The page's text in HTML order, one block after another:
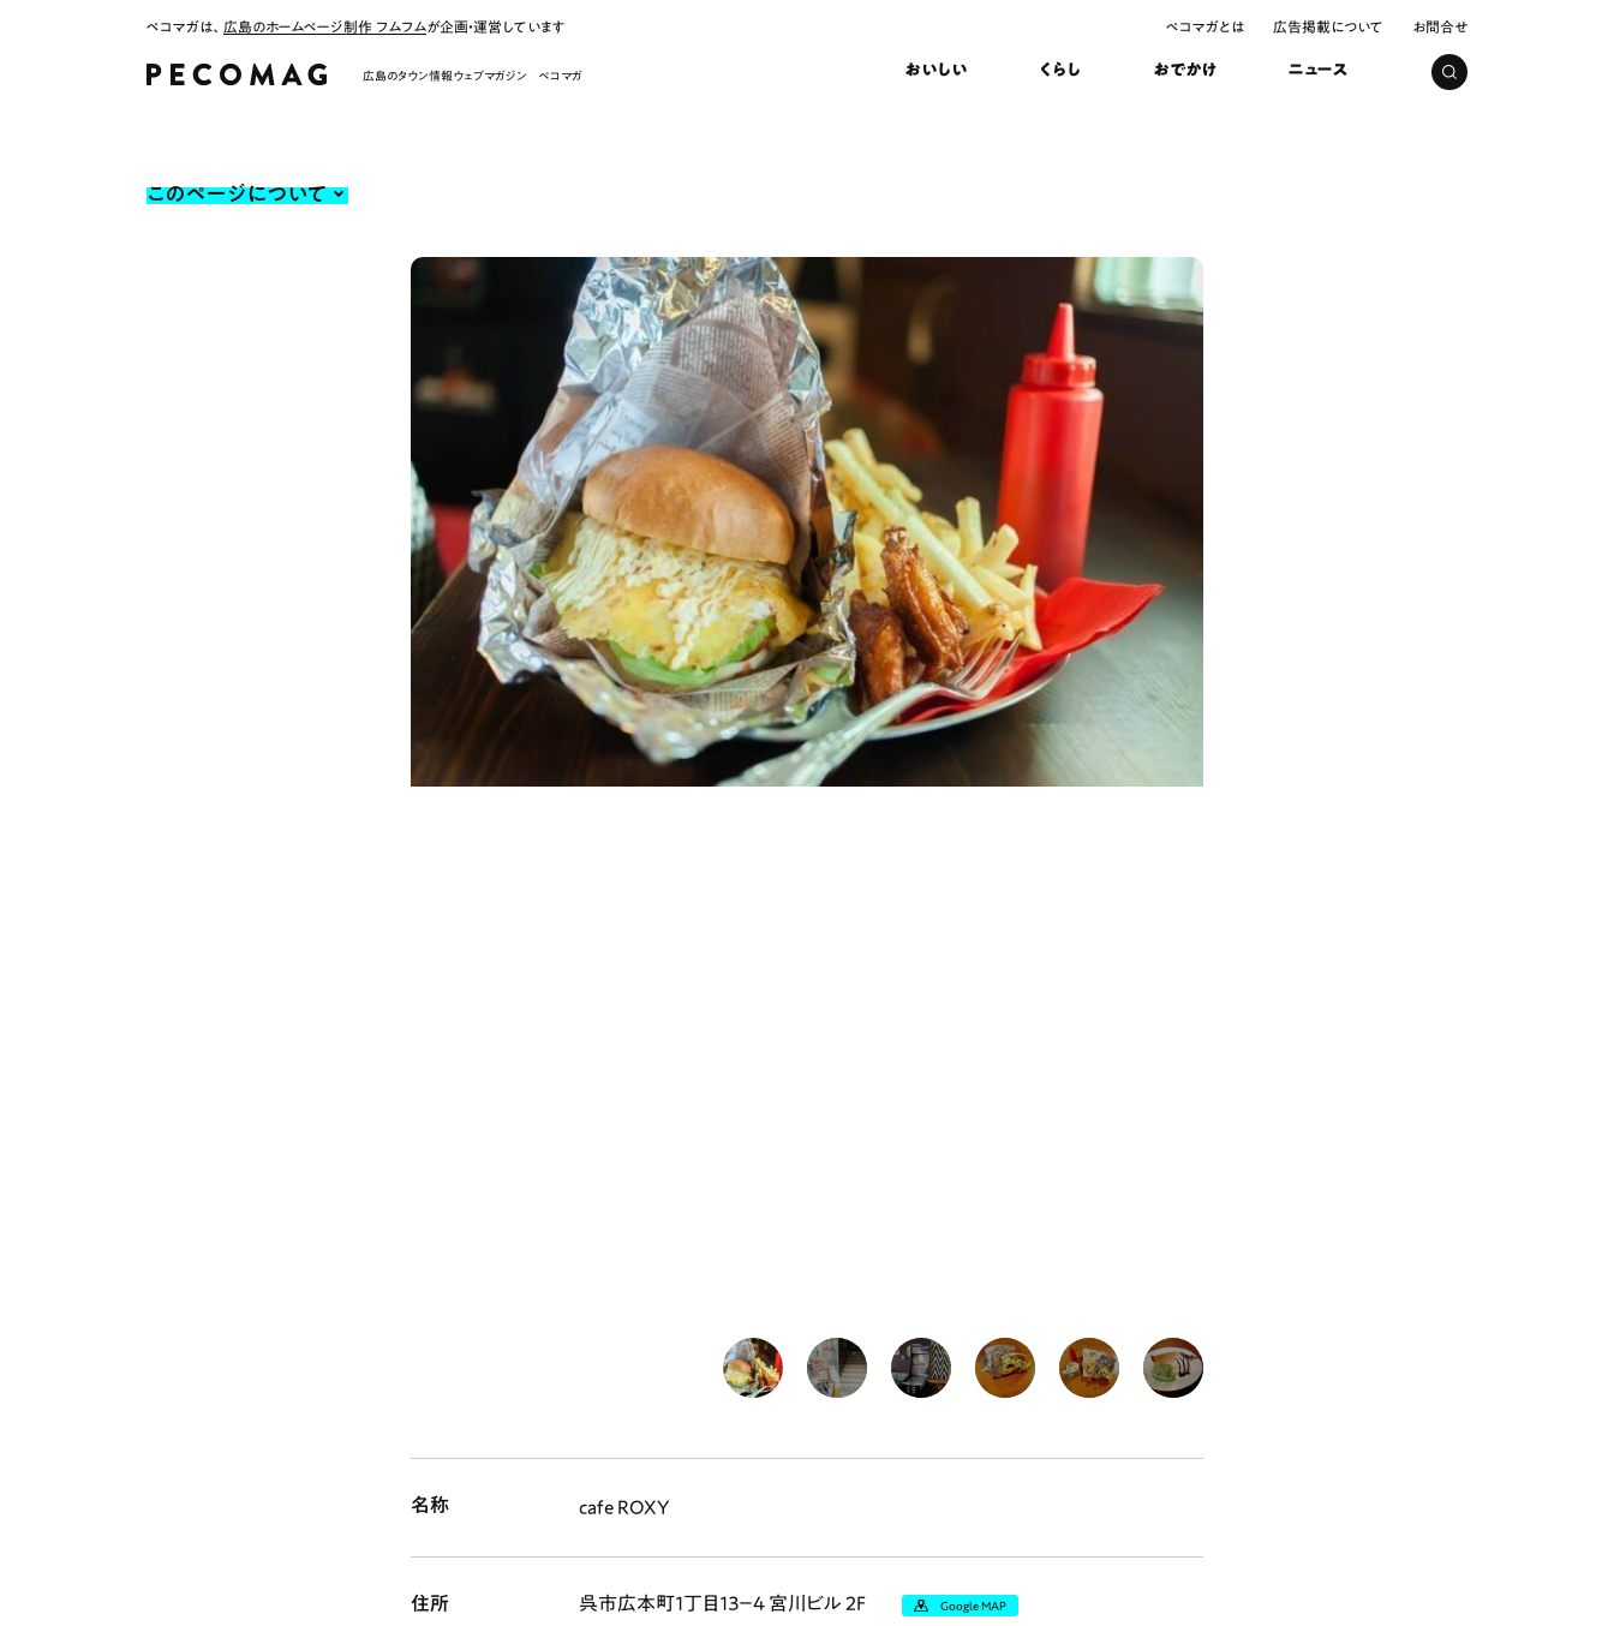
ペコマガは、 広島のホームページ制作 フムフムが企画・運営しています ペコマガとは 広告掲載について お問合せ
広島のタウン情報ウェブマガジン ペコマガ おいしい くらし おでかけ ニュース
このページについて
名称 cafe ROXY
住所 呉市広本町１丁目１３−４ 宮川ビル 2F Google MAP